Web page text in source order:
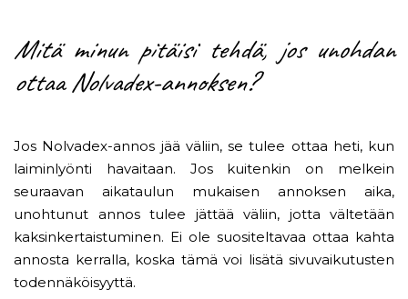
Mitä minun pitäisi tehdä, jos unohdan
ottaa Nolvadex-annoksen?
Jos Nolvadex-annos jää väliin, se tulee ottaa heti, kun
laiminlyönti havaitaan. Jos kuitenkin on melkein
seuraavan aikataulun mukaisen annoksen aika,
unohtunut annos tulee jättää väliin, jotta vältetään
kaksinkertaistuminen. Ei ole suositeltavaa ottaa kahta
annosta kerralla, koska tämä voi lisätä sivuvaikutusten
todennäköisyyttä.